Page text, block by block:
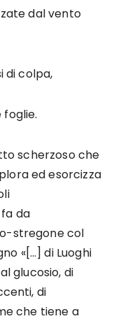
dal vento
di colpa,
scherzoso che
ed esorcizza
da
stregone col
«[…] di Luoghi
glucosio, di
di
che tiene a